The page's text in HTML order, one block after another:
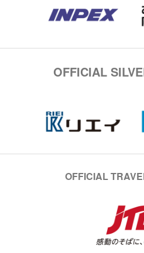
OFFICIAL
OFFICIAL